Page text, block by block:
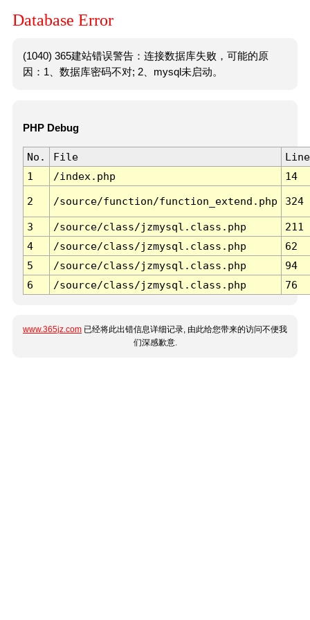
Database Error
(1040) 365建站错误警告：连接数据库失败，可能的原
因：1、数据库密码不对; 2、mysql未启动。
PHP Debug
No. File
Line
1
/index.php 14
2 /source/function/function_extend.php 324
3 /source/class/jzmysql.class.php
211
4
/source/class/jzmysql.class.php
62
5
/source/class/jzmysql.class.php
94
6
/source/class/jzmysql.class.php 76
www.365jz.com 已经将此出错信息详细记录, 由此给您带来的访问不便我
们深感歉意.